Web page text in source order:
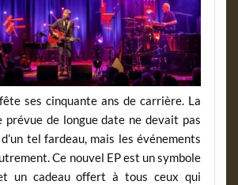
ses cinquante ans de carrière. La
prévue de longue date ne devait pas
d’un tel fardeau, mais les événements
Ce nouvel EP est un symbole
un cadeau offert à tous ceux qui